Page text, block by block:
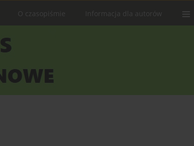
O czasopiśmie Informacja dla autorów